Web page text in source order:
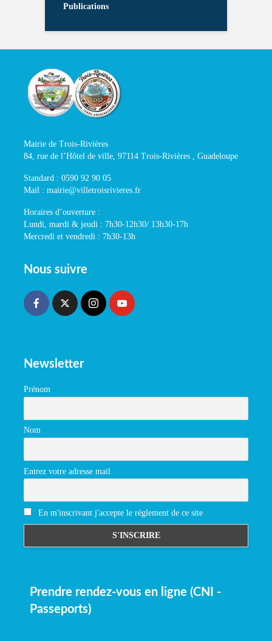
Publications
Mairie de Trois-Rivières
84, rue de l’Hôtel de ville, 97114 Trois-Rivières , Guadeloupe
Standard : 0590 92 90 05
Mail : mairie@villetroisrivieres.fr
Horaires d’ouverture :
Lundi, mardi & jeudi : 7h30-12h30/ 13h30-17h
Mercredi et vendredi : 7h30-13h
Nous suivre
Newsletter
Prénom
Nom
Entrez votre adresse mail
En m'inscrivant j'accepte le réglement de ce site
Prendre rendez-vous en ligne (CNI -
Passeports)